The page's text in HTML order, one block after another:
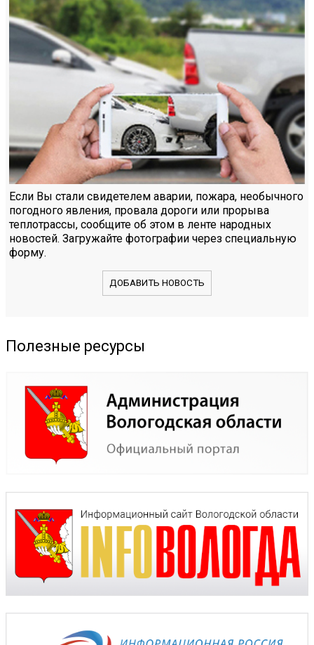
Если Вы стали свидетелем аварии, пожара, необычного
погодного явления, провала дороги или прорыва
теплотрассы, сообщите об этом в ленте народных
новостей. Загружайте фотографии через специальную
форму.
ДОБАВИТЬ НОВОСТЬ
Полезные ресурсы